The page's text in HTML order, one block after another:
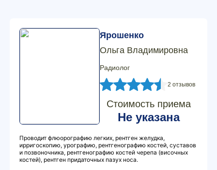
Ярошенко
Ольга Владимировна
Радиолог
2 отзывов
Стоимость приема
Не указана
Проводит флюорографию легких, рентген желудка,
ирригоскопию, урографию, рентгенографию костей, суставов
и позвоночника, рентгенографию костей черепа (височных
костей), рентген придаточных пазух носа.